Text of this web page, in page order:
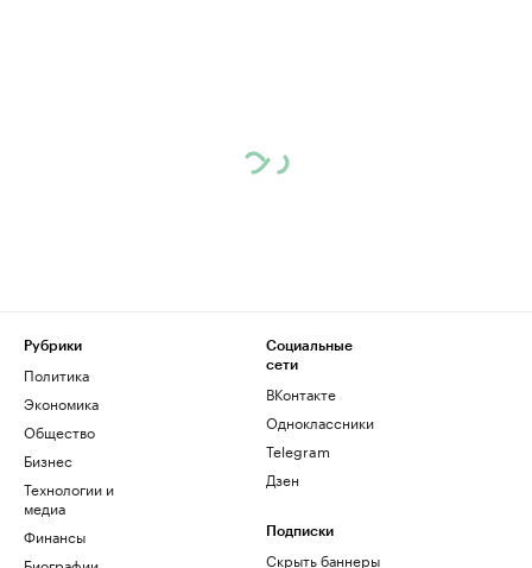
Рубрики
Политика
Экономика
Общество
Бизнес
Технологии и
медиа
Финансы
Социальные
сети
ВКонтакте
Одноклассники
Telegram
Дзен
Подписки
Скрыть баннеры